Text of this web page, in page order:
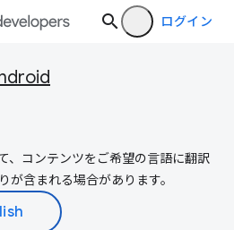
ログイン
、コンテンツをご希望の言語に翻訳
が含まれる場合があります。